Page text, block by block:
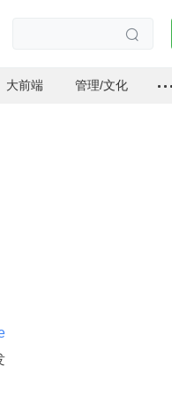

大前端 管理/文化